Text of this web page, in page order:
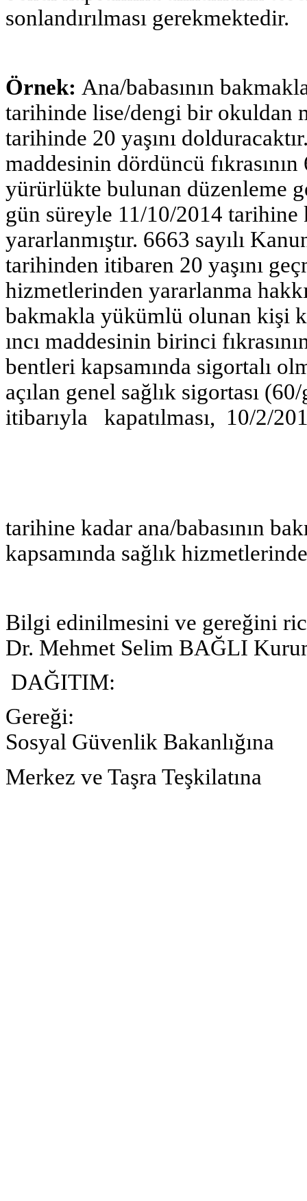
sonlandırılması gerekmektedir.
Örnek: Ana/babasının
tarihinde lise/dengi bir okuldan
tarihinde 20 yaşını
maddesinin dördüncü
yürürlükte bulunan düzenleme
gün süreyle 11/10/2014 tarihine
yararlanmıştır. 6663 sayılı
tarihinden itibaren 20 yaşını
hizmetlerinden yararlanma
bakmakla yükümlü olunan kişi
ıncı maddesinin birinci
bentleri kapsamında sigortalı
açılan genel sağlık sigortası
itibarıyla kapatılması, 10/2/
tarihine kadar ana/babasının
kapsamında sağlık
Bilgi edinilmesini ve gereğini
Dr. Mehmet Selim BAĞLI
Gereği:
Sosyal Güvenlik Bakanlığına
Merkez ve Taşra Teşkilatına